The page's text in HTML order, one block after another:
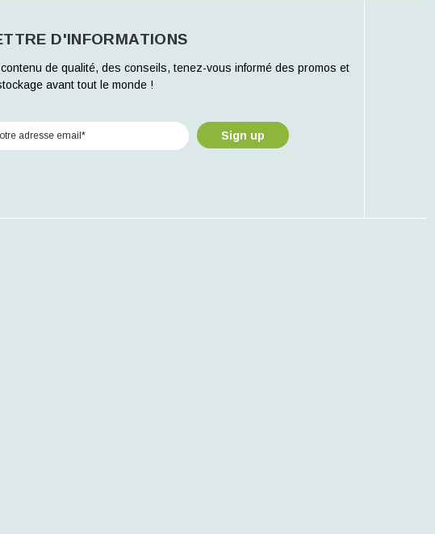
D'INFORMATIONS
de qualité, des conseils, tenez-vous informé des promos et
avant tout le monde !
Sign up